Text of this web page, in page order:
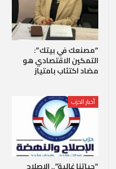
“مصنعك في بيتك”:
التمكين الاقتصادي هو
مضاد اكتئاب بامتياز
أخبار الحزب